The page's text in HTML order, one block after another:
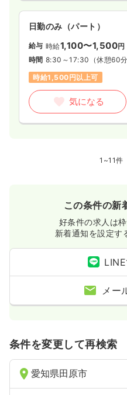
日勤のみ（パート）
給与 時給1,100〜1,500円
時間 8:30～17:30 （休憩60分
時給1,500円以上可
気になる
1~11件
この条件の新
好条件の求人は
新着通知を設定す
メー
条件を変更して再検索
愛知県田原市